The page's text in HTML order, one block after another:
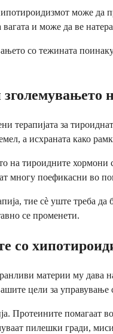
може
и може да ве
со тежината
терапијата за
а исхраната како
тироидните
поефикасни во
тие сè уште треба
се променети.
со
материи му дава
цели за управување
Протеините помагаат
пилешки гради,